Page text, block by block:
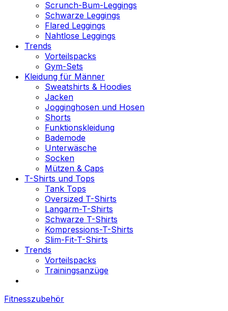
Scrunch-Bum-Leggings
Schwarze Leggings
Flared Leggings
Nahtlose Leggings
Trends
Vorteilspacks
Gym-Sets
Kleidung für Männer
Sweatshirts & Hoodies
Jacken
Jogginghosen und Hosen
Shorts
Funktionskleidung
Bademode
Unterwäsche
Socken
Mützen & Caps
T-Shirts und Tops
Tank Tops
Oversized T-Shirts
Langarm-T-Shirts
Schwarze T-Shirts
Kompressions-T-Shirts
Slim-Fit-T-Shirts
Trends
Vorteilspacks
Trainingsanzüge
Fitnesszubehör